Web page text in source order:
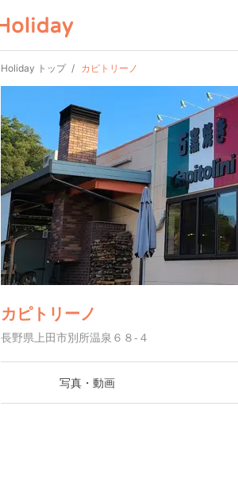
Holiday トップ カピトリーノ
カピトリーノ
長野県上田市別所温泉６８-４
写真・動画